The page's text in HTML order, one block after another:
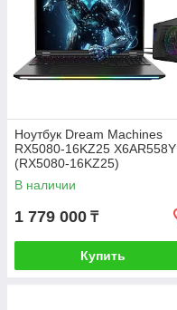
Ноутбук Dream Machines
RX5080-16KZ25 X6AR558Y
(RX5080-16KZ25)
В наличии
1 779 000 ₸
Купить